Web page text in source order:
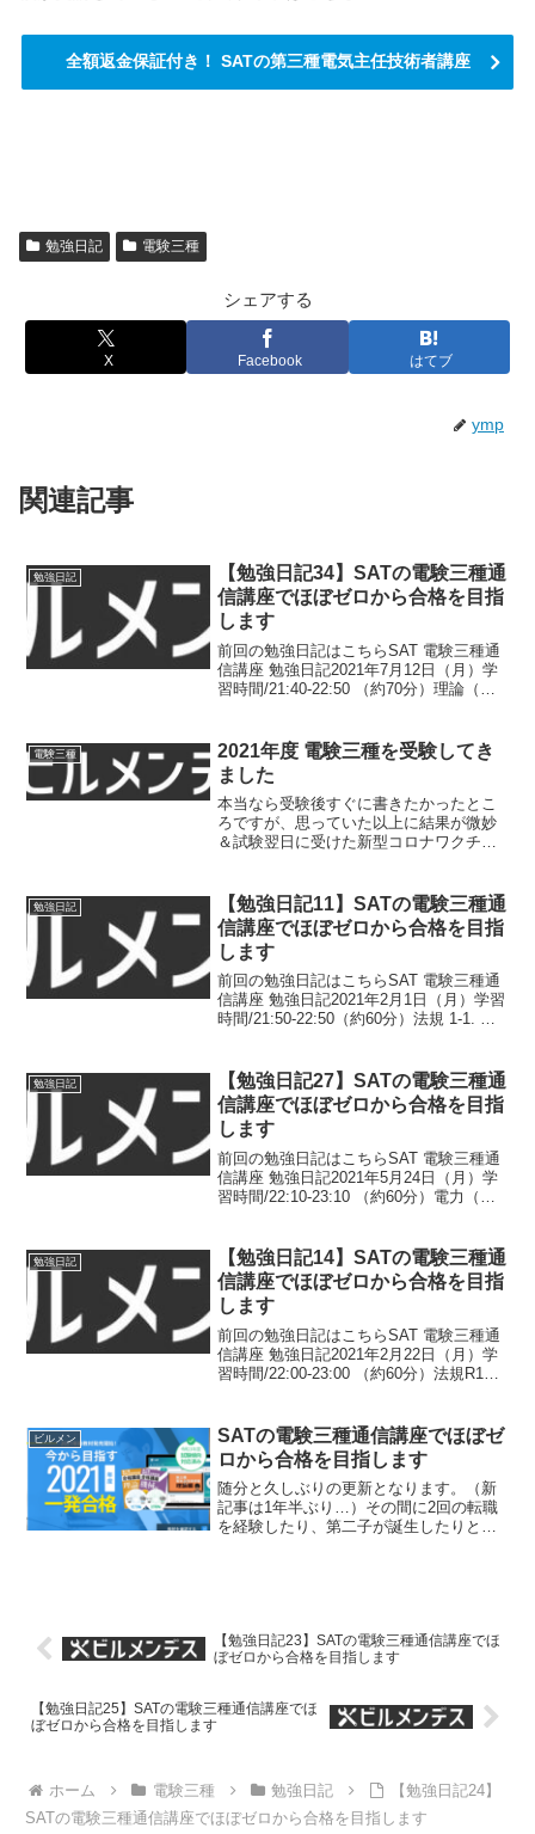
全額返金保証付き！ SATの第三種電気主任技術者講座
勉強日記 電験三種
シェアする
X Facebook はてブ
ymp
関連記事
勉強日記
【勉強日記34】SATの電験三種通
信講座でほぼゼロから合格を目指
します
前回の勉強日記はこちらSAT 電験三種通
信講座 勉強日記2021年7月12日（月）学
習時間/21:40-22:50 （約70分）理論（電
に公式が身についた感じ。この辺り...
電験三種
2021年度 電験三種を受験してき
ました
本当なら受験後すぐに書きたかったとこ
ろですが、思っていた以上に結果が微妙
＆試験翌日に受けた新型コロナワクチン
え、曲がりなりにも昨年11月の下旬から
約8ヶ月も勉強期間をと...
勉強日記
【勉強日記11】SATの電験三種通
信講座でほぼゼロから合格を目指
します
前回の勉強日記はこちらSAT 電験三種通
信講座 勉強日記2021年2月1日（月）学習
時間/21:50-22:50（約60分）法規 1-1. 電
た。 （相互フォローの...
勉強日記
【勉強日記27】SATの電験三種通
信講座でほぼゼロから合格を目指
します
前回の勉強日記はこちらSAT 電験三種通
信講座 勉強日記2021年5月24日（月）学
習時間/22:10-23:10 （約60分）電力（電
ラの排熱利用とタービンの排気利用...
勉強日記
【勉強日記14】SATの電験三種通
信講座でほぼゼロから合格を目指
します
前回の勉強日記はこちらSAT 電験三種通
信講座 勉強日記2021年2月22日（月）学
習時間/22:00-23:00 （約60分）法規R1年
問題を読み込めば知らな...
ビルメン
SATの電験三種通信講座でほぼゼ
ロから合格を目指します
随分と久しぶりの更新となります。（新
記事は1年半ぶり…）その間に2回の転職
を経験したり、第二子が誕生したりと慌
【勉強日記23】SATの電験三種通信講座でほ
ぼゼロから合格を目指します
【勉強日記25】SATの電験三種通信講座でほ
ぼゼロから合格を目指します
ホーム 電験三種 勉強日記
【勉強日記24】
SATの電験三種通信講座でほぼゼロから合格を目指します